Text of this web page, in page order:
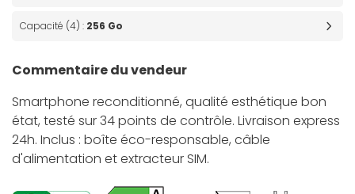
Capacité (4) : 256 Go
Commentaire du vendeur
Smartphone reconditionné, qualité esthétique bon
état, testé sur 34 points de contrôle. Livraison express
24h. Inclus : boîte éco-responsable, câble
d'alimentation et extracteur SIM.